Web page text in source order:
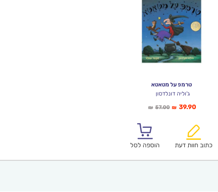
טרמפ על מטאטא
ג'וליה דונלדסון
₪ 57.00המחיר
₪57.00.
₪ 39.90
הוא:
כתוב חוות דעת
הוספה לסל